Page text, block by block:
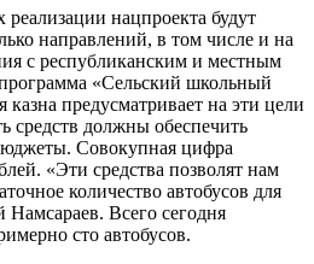
реализации нацпроекта будут
направлений, в том числе и на
с республиканским и местным
«Сельский школьный
казна предусматривает на эти цели
средств должны обеспечить
Совокупная цифра
«Эти средства позволят нам
количество автобусов для
Намсараев. Всего сегодня
сто автобусов.